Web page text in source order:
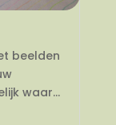
beelden
waar...